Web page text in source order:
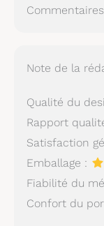
Note de la
Qualité du
Rapport
Satisfaction
Emballage :
Fiabilité du
Confort du